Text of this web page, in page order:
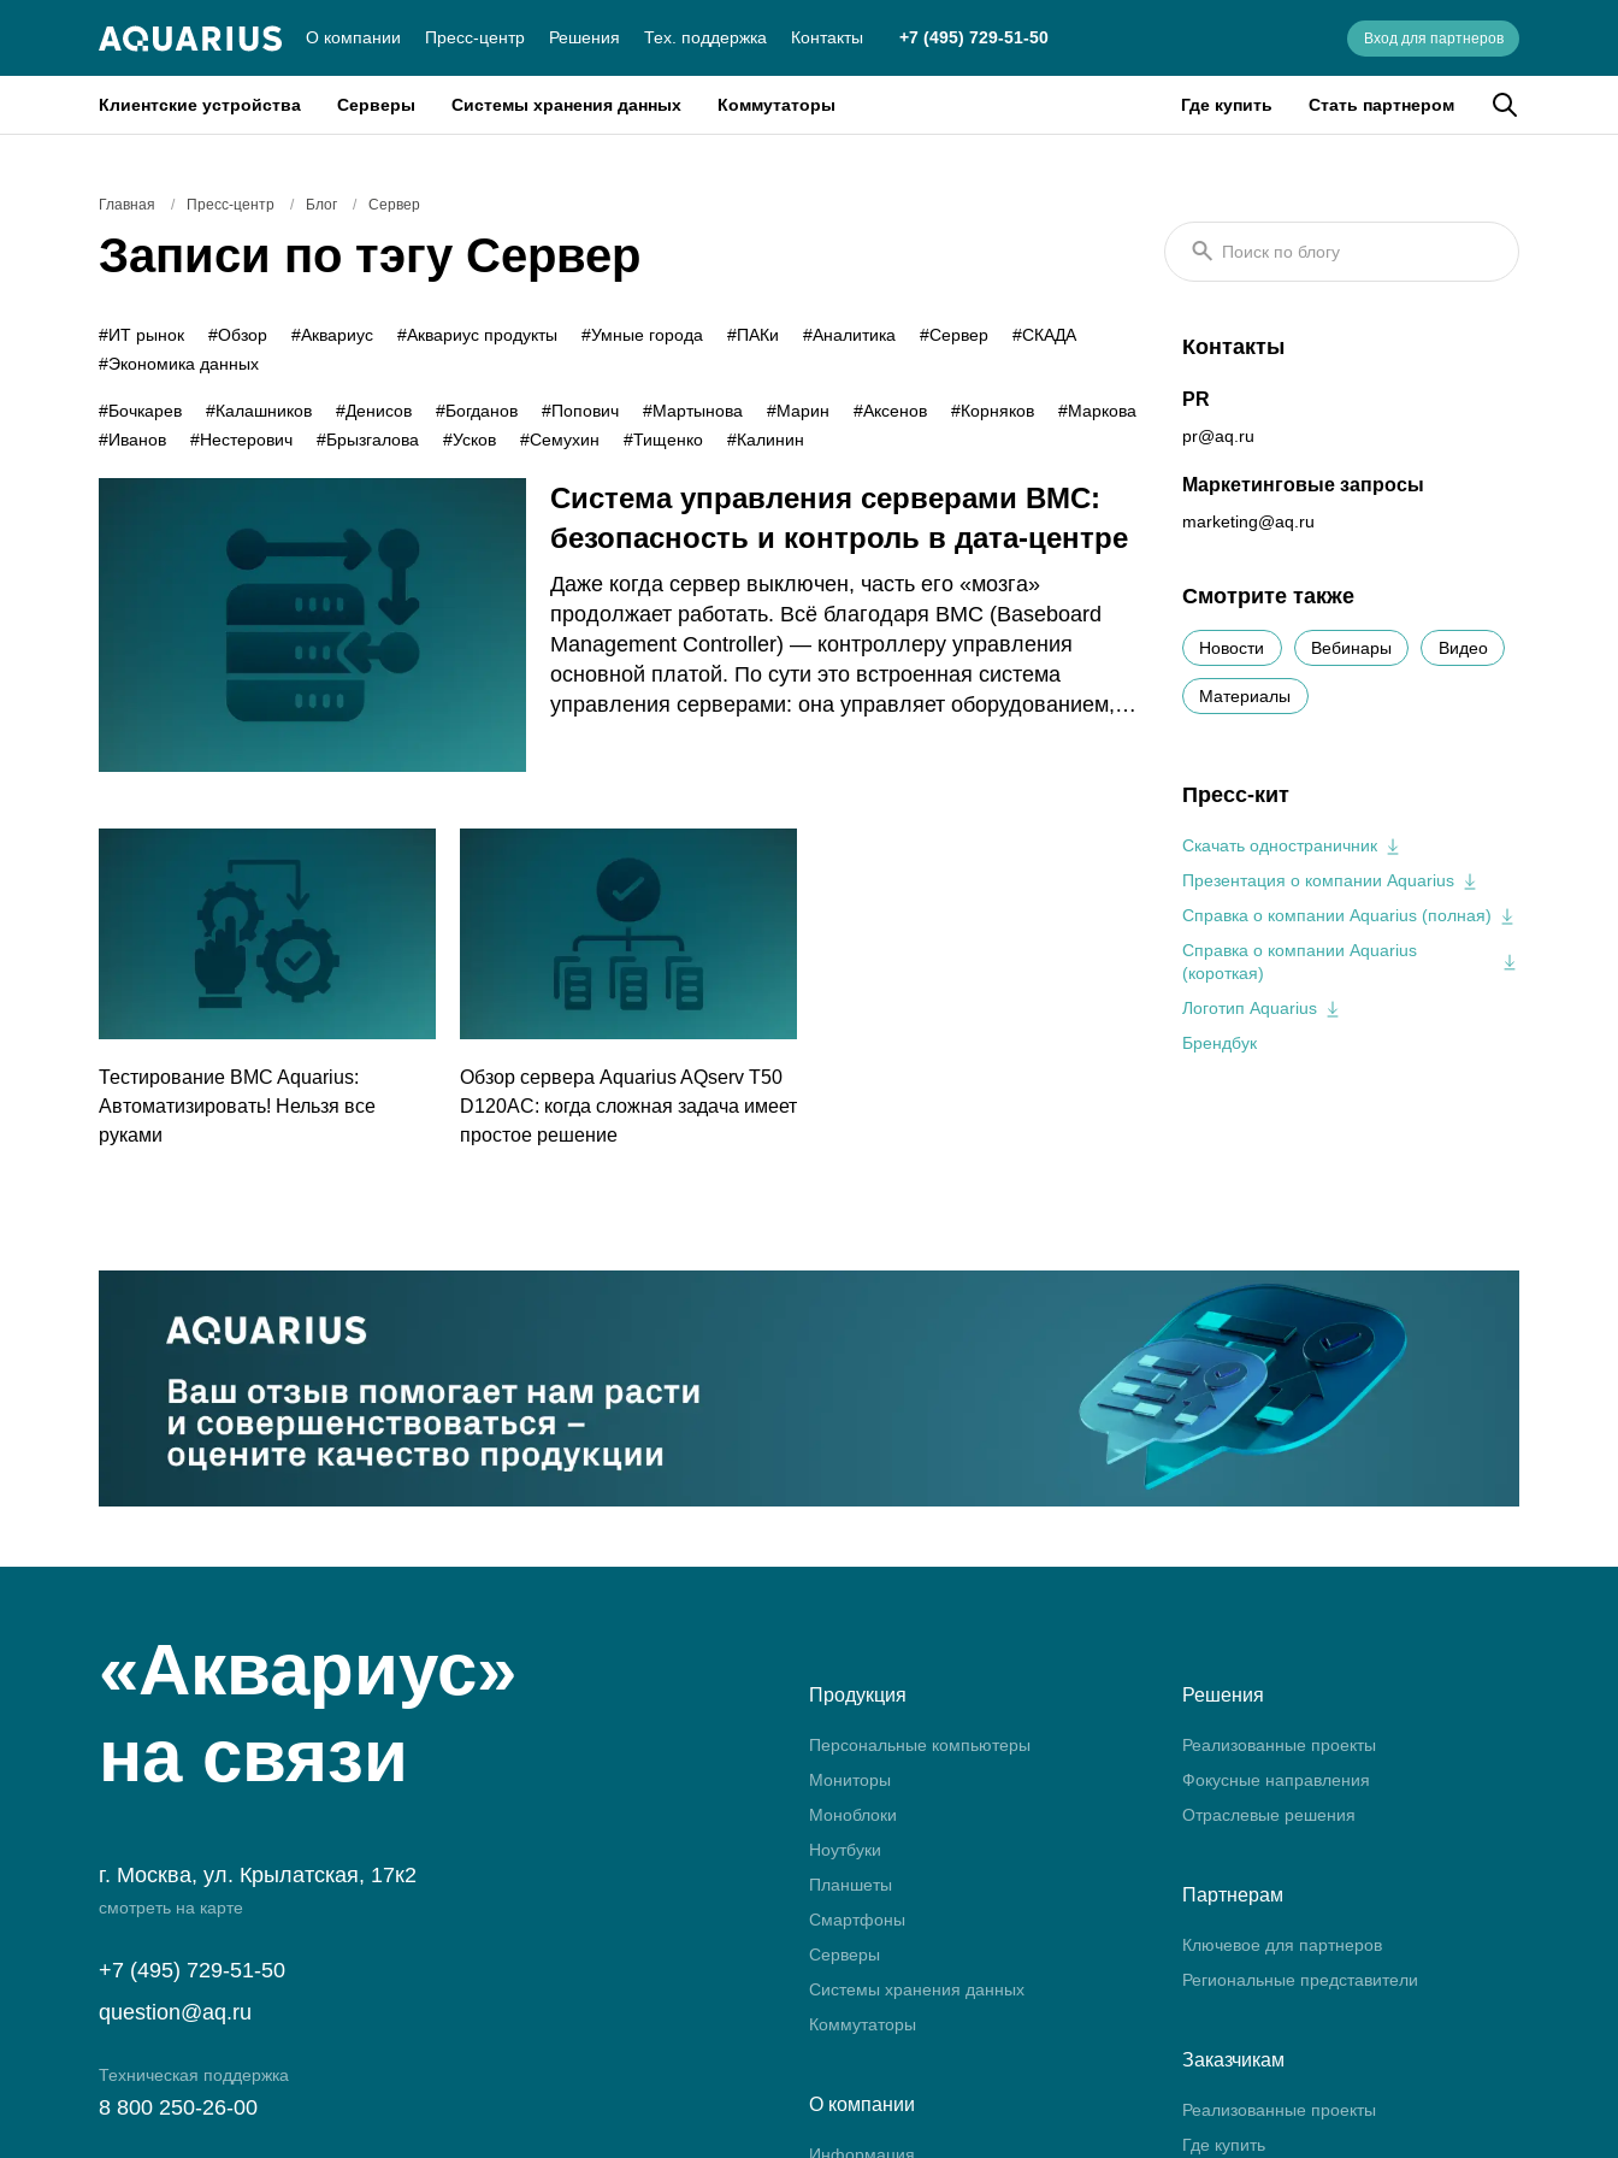
О компании Пресс-центр Решения Тех. поддержка Контакты +7 (495) 729-51-50 Вход для партнеров
Клиентские устройства Серверы Системы хранения данных Коммутаторы Где купить Стать партнером
Главная / Пресс-центр / Блог / Сервер
Записи по тэгу Сервер Поиск по блогу
#ИТ рынок #Обзор #Аквариус #Аквариус продукты #Умные города #ПАКи #Аналитика #Сервер
#СКАДА
#Экономика данных
#Бочкарев #Калашников #Денисов #Богданов #Попович #Мартынова #Марин #Аксенов #Корняков
#Маркова
#Иванов
#Нестерович #Брызгалова #Усков #Семухин #Тищенко #Калинин
Система управления серверами BMC:
безопасность и контроль в дата-центре
Даже когда сервер выключен, часть его «мозга»
продолжает работать. Всё благодаря BMC (Baseboard
Management Controller) — контроллеру управления
основной платой. По сути это встроенная система
управления серверами: она управляет оборудованием,
Тестирование BMC Aquarius:
Автоматизировать! Нельзя все
руками
Обзор сервера Aquarius AQserv T50
D120AC: когда сложная задача имеет
простое решение
Контакты
PR
pr@aq.ru
Маркетинговые запросы
marketing@aq.ru
Смотрите также
Новости Вебинары Видео
Материалы
Пресс-кит
Скачать одностраничник
Презентация о компании Aquarius
Справка о компании Aquarius (полная)
Справка о компании Aquarius
(короткая)
Логотип Aquarius
Брендбук
«Аквариус»
на связи
г. Москва, ул. Крылатская, 17к2
смотреть на карте
+7 (495) 729-51-50
question@aq.ru
Техническая поддержка
8 800 250-26-00
Продукция
Персональные компьютеры
Мониторы
Моноблоки
Ноутбуки
Планшеты
Смартфоны
Серверы
Системы хранения данных
Коммутаторы
О компании
Решения
Реализованные проекты
Фокусные направления
Отраслевые решения
Партнерам
Ключевое для партнеров
Региональные представители
Заказчикам
Реализованные проекты
Где купить